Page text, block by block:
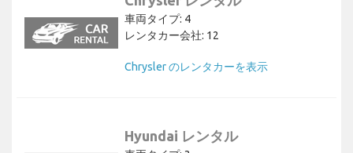
車両タイプ: 4
レンタカー会社: 12
Chrysler のレンタカーを表示
Hyundai レンタル